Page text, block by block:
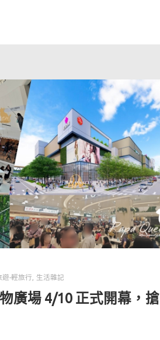
遊-輕旅行 生活雜記
廣場 4/10 正式開幕，搶